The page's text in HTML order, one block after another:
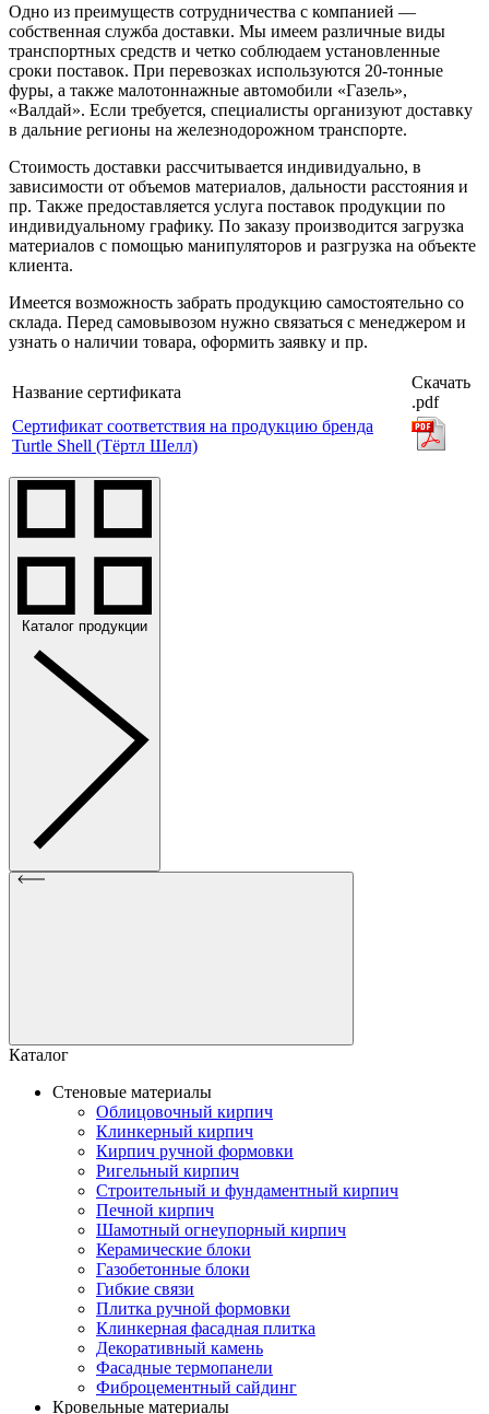
Одно из преимуществ сотрудничества с компанией —
собственная служба доставки. Мы имеем различные виды
транспортных средств и четко соблюдаем установленные
сроки поставок. При перевозках используются 20-тонные
фуры, а также малотоннажные автомобили «Газель»,
«Валдай». Если требуется, специалисты организуют доставку
в дальние регионы на железнодорожном транспорте.
Стоимость доставки рассчитывается индивидуально, в
зависимости от объемов материалов, дальности расстояния и
пр. Также предоставляется услуга поставок продукции по
индивидуальному графику. По заказу производится загрузка
материалов с помощью манипуляторов и разгрузка на объекте
клиента.
Имеется возможность забрать продукцию самостоятельно со
склада. Перед самовывозом нужно связаться с менеджером и
узнать о наличии товара, оформить заявку и пр.
Название сертификата
Скачать
.pdf
Сертификат соответствия на продукцию бренда
Turtle Shell (Тёртл Шелл)
Каталог продукции
Каталог
Стеновые материалы
Облицовочный кирпич
Клинкерный кирпич
Кирпич ручной формовки
Ригельный кирпич
Строительный и фундаментный кирпич
Печной кирпич
Шамотный огнеупорный кирпич
Керамические блоки
Газобетонные блоки
Гибкие связи
Плитка ручной формовки
Клинкерная фасадная плитка
Декоративный камень
Фасадные термопанели
Фиброцементный сайдинг
Кровельные материалы